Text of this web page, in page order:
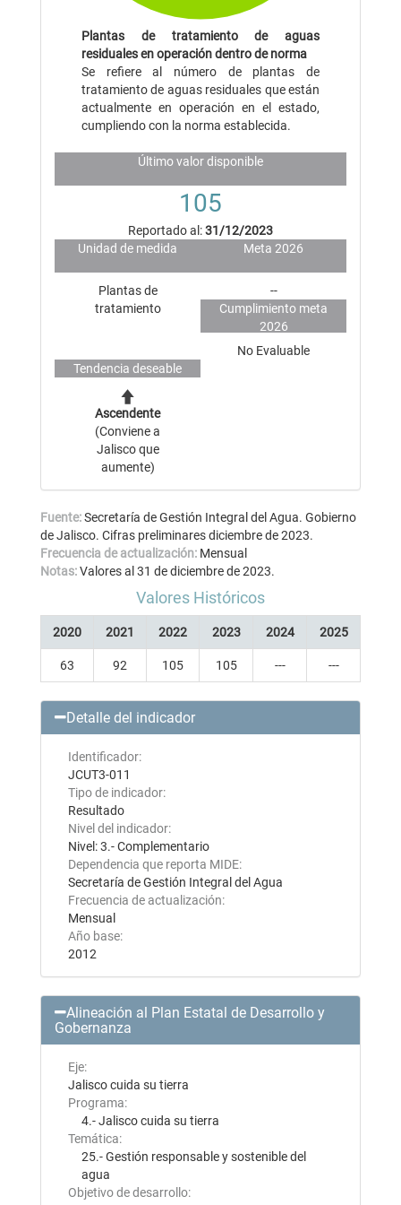
Plantas de tratamiento de aguas
residuales en operación dentro de norma
Se refiere al número de plantas de
tratamiento de aguas residuales que están
actualmente en operación en el estado,
cumpliendo con la norma establecida.
Último valor disponible
105
Reportado al:31/12/2023
Unidad de medida
Plantas de
tratamiento
Meta 2026
--
Cumplimiento meta
2026
No Evaluable
Tendencia deseable
Ascendente
(Conviene a
Jalisco que
aumente)
Fuente:Secretaría de Gestión Integral del Agua. Gobierno
de Jalisco. Cifras preliminares diciembre de 2023.
Frecuencia de actualización: Mensual
Notas:Valores al 31 de diciembre de 2023.
Valores Históricos
2020 2021 2022 2023 2024 2025
63 92 105 105 --- ---
Detalle del indicador
Identificador:
JCUT3-011
Tipo de indicador:
Resultado
Nivel del indicador:
Nivel: 3.- Complementario
Dependencia que reporta MIDE:
Secretaría de Gestión Integral del Agua
Frecuencia de actualización:
Mensual
Año base:
2012
Alineación al Plan Estatal de Desarrollo y
Gobernanza
Eje:
Jalisco cuida su tierra
Programa:
4.- Jalisco cuida su tierra
Temática:
25.- Gestión responsable y sostenible del
agua
Objetivo de desarrollo: